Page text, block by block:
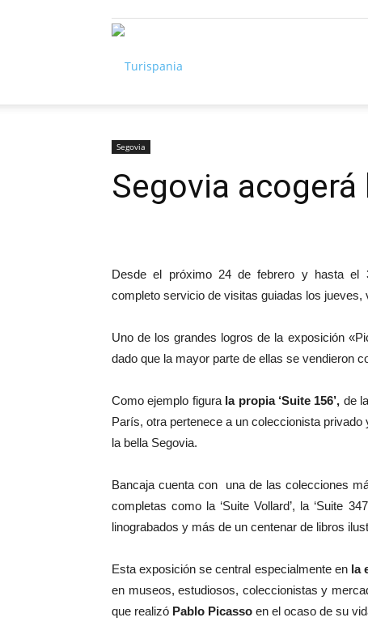
Segovia
Segovia
Desde el próximo 24 de febrero y hasta el
completo servicio de visitas guiadas los
Uno de los grandes logros de la exposición
dado que la mayor parte de ellas se vendieron
Como ejemplo figura la propia ‘Suite 156’, de
París, otra pertenece a un coleccionista
la bella Segovia.
Bancaja cuenta con una de las colecciones
completas como la ‘Suite Vollard’, la ‘Suite
linograbados y más de un centenar de libros
Esta exposición se central especialmente en la
en museos, estudiosos, coleccionistas y
que realizó Pablo Picasso en el ocaso de su